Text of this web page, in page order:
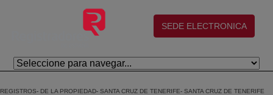
Eduki nagusira joan
(abre en nueva ventana)
SEDE ELECTRONICA
REGISTROS DE LA PROPIEDAD SANTA CRUZ DE TENERIFE
SANTA CRUZ DE TENERIFE